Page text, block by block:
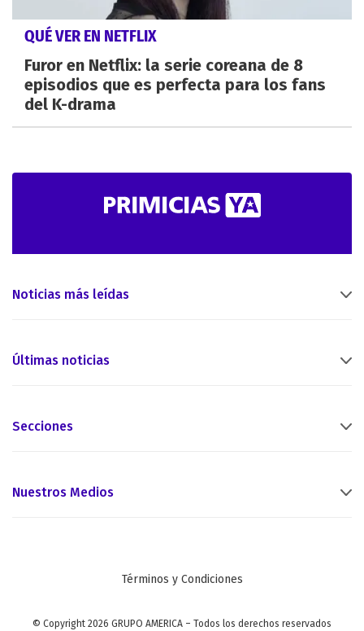
QUÉ VER EN NETFLIX
Furor en Netflix: la serie coreana de 8
episodios que es perfecta para los fans
del K-drama
Noticias más leídas
Últimas noticias
Secciones
Nuestros Medios
Términos y Condiciones
© Copyright 2026 GRUPO AMERICA – Todos los derechos reservados